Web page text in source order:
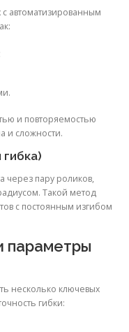
автоматизированным
и повторяемостью
и сложности.
через пару роликов,
Такой метод
с постоянным изгибом
параметры
несколько ключевых
гибки: